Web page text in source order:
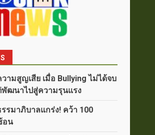
ามสูญเสีย เมื่อ Bullying ไม่ได้จบ
ฒนาไปสู่ความรุนแรง
รรมาภิบาลแกร่ง! คว้า 100
อน